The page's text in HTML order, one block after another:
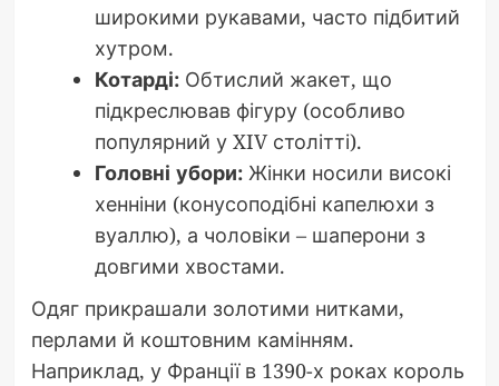
широкими рукавами, часто підбитий
хутром.
Котарді:Обтислий жакет, що
підкреслював фігуру (особливо
популярний у XIV столітті).
Головні убори:Жінки носили високі
хенніни (конусоподібні капелюхи з
вуаллю), а чоловіки – шаперони з
довгими хвостами.
Одяг прикрашали золотими нитками,
перлами й коштовним камінням.
Наприклад, у Франції в 1390-х роках король